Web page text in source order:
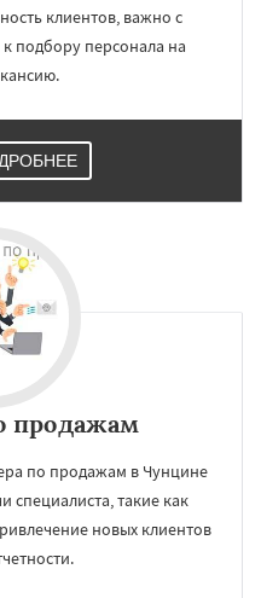
Сурат
клиентов, важно с
подбору персонала на
продажам
по продажам в Чунцине
специалиста, такие как
новых клиентов
персональных данных